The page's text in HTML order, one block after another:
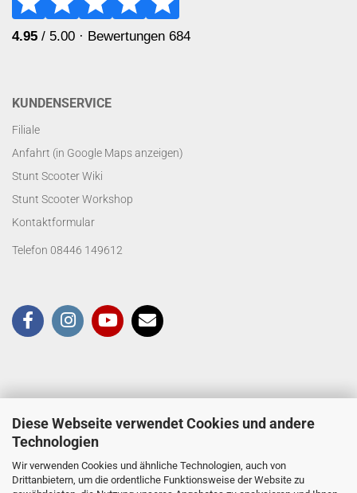
Diese Webseite verwendet Cookies und andere
Technologien
Wir verwenden Cookies und ähnliche Technologien, auch von
Drittanbietern, um die ordentliche Funktionsweise der Website zu
KUNDENSERVICE
Filiale
Anfahrt (in Google Maps anzeigen)
Stunt Scooter Wiki
Stunt Scooter Workshop
Kontaktformular
Telefon 08446 149612